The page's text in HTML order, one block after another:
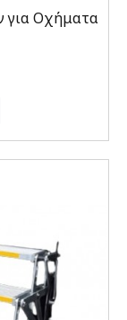
για Οχήματα